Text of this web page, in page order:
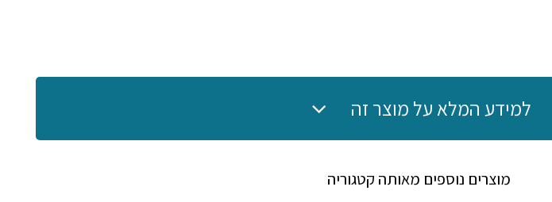
למידע המלא על מוצר זה
מוצרים נוספים מאותה קטגוריה